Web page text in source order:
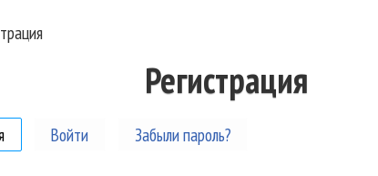
Регистрация
(активная вкладка)
Войти Забыли пароль?